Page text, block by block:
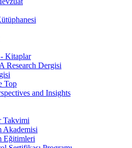
- Kitaplar
Research Dergisi
Top
and Insights
Takvimi
Akademisi
Eğitimleri